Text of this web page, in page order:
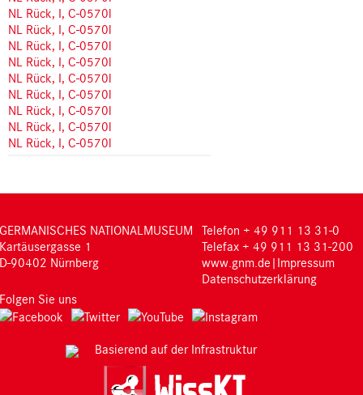
NL Rück, I, C-0570l
NL Rück, I, C-0570l
NL Rück, I, C-0570l
NL Rück, I, C-0570l
NL Rück, I, C-0570l
NL Rück, I, C-0570l
NL Rück, I, C-0570l
NL Rück, I, C-0570l
NL Rück, I, C-0570l
GERMANISCHES NATIONALMUSEUM
Kartäusergasse 1
D-90402 Nürnberg
Telefon + 49 911 13 31-0
Telefax + 49 911 13 31-200
www.gnm.de | Impressum
Datenschutzerklärung
Folgen Sie uns
Basierend auf der Infrastruktur